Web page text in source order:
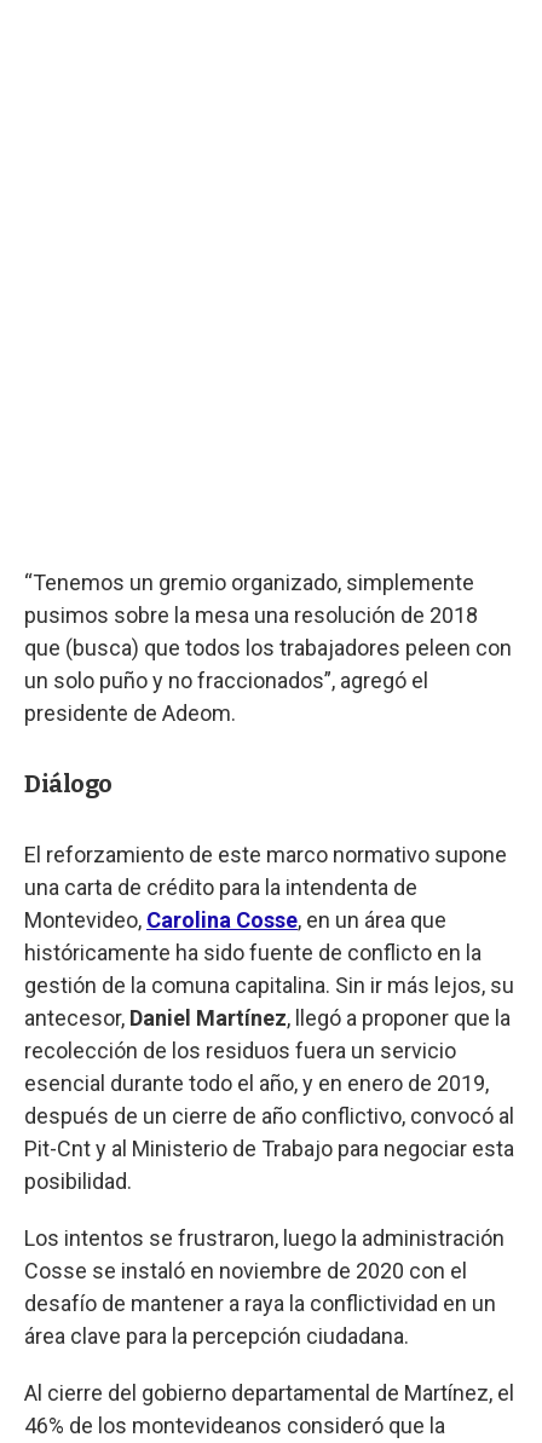
“Tenemos un gremio organizado, simplemente
pusimos sobre la mesa una resolución de 2018
que (busca) que todos los trabajadores peleen con
un solo puño y no fraccionados”, agregó el
presidente de Adeom.
Diálogo
El reforzamiento de este marco normativo supone
una carta de crédito para la intendenta de
Montevideo, Carolina Cosse, en un área que
históricamente ha sido fuente de conflicto en la
gestión de la comuna capitalina. Sin ir más lejos, su
antecesor, Daniel Martínez, llegó a proponer que la
recolección de los residuos fuera un servicio
esencial durante todo el año, y en enero de 2019,
después de un cierre de año conflictivo, convocó al
Pit-Cnt y al Ministerio de Trabajo para negociar esta
posibilidad.
Los intentos se frustraron, luego la administración
Cosse se instaló en noviembre de 2020 con el
desafío de mantener a raya la conflictividad en un
área clave para la percepción ciudadana.
Al cierre del gobierno departamental de Martínez, el
46% de los montevideanos consideró que la